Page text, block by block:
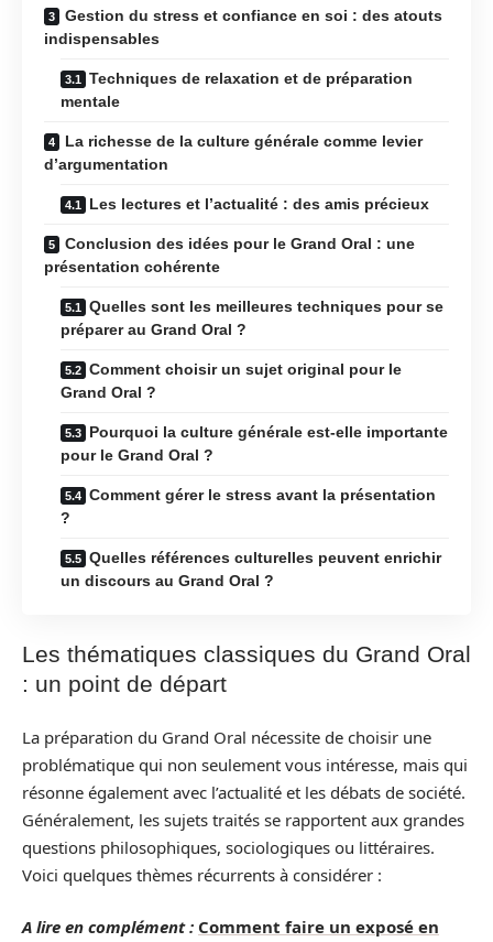
Gestion du stress et confiance en soi : des atouts
indispensables
Techniques de relaxation et de préparation
mentale
La richesse de la culture générale comme levier
d’argumentation
Les lectures et l’actualité : des amis précieux
Conclusion des idées pour le Grand Oral : une
présentation cohérente
Quelles sont les meilleures techniques pour se
préparer au Grand Oral ?
Comment choisir un sujet original pour le
Grand Oral ?
Pourquoi la culture générale est-elle importante
pour le Grand Oral ?
Comment gérer le stress avant la présentation
?
Quelles références culturelles peuvent enrichir
un discours au Grand Oral ?
Les thématiques classiques du Grand Oral
: un point de départ
La préparation du Grand Oral nécessite de choisir une
problématique qui non seulement vous intéresse, mais qui
résonne également avec l’actualité et les débats de société.
Généralement, les sujets traités se rapportent aux grandes
questions philosophiques, sociologiques ou littéraires.
Voici quelques thèmes récurrents à considérer :
A lire en complément : Comment faire un exposé en